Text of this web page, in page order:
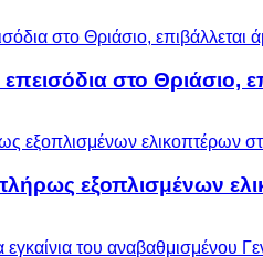
επεισόδια στο
εξοπλισμένων